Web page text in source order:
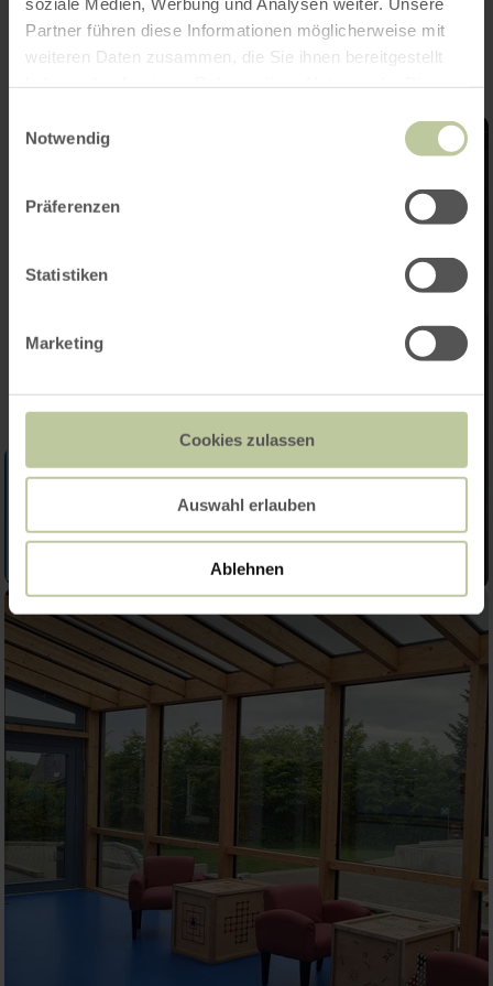
Partner führen diese Informationen möglicherweise mit
weiteren Daten zusammen, die Sie ihnen bereitgestellt
Notwendig
Präferenzen
Statistiken
Marketing
Cookies zulassen
Auswahl erlauben
Ablehnen
Impressies